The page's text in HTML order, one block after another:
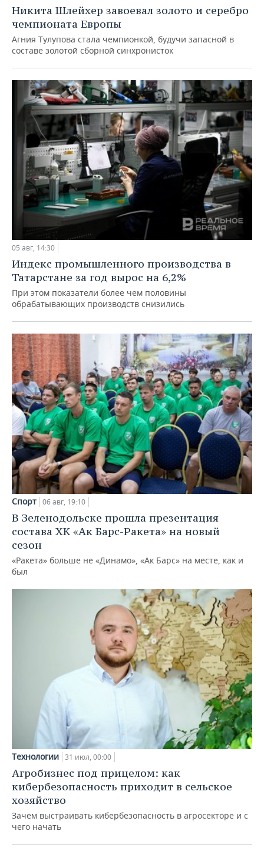
Никита Шлейхер завоевал золото и серебро
чемпионата Европы
Агния Тулупова стала чемпионкой, будучи запасной в
составе золотой сборной синхронисток
05 авг, 14:30
Индекс промышленного производства в
Татарстане за год вырос на 6,2%
При этом показатели более чем половины
обрабатывающих производств снизились
Спорт 06 авг, 19:10
В Зеленодольске прошла презентация
состава ХК «Ак Барс-Ракета» на новый
сезон
«Ракета» больше не «Динамо», «Ак Барс» на месте, как и
был
Технологии 31 июл, 00:00
Агробизнес под прицелом: как
кибербезопасность приходит в сельское
хозяйство
Зачем выстраивать кибербезопасность в агросекторе и с
чего начать